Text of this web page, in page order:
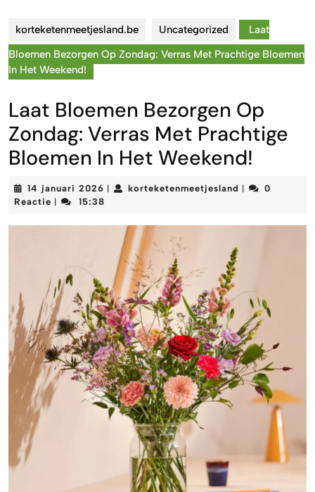
korteketenmeetjesland.be Uncategorized
Laat
Bloemen Bezorgen Op Zondag: Verras Met Prachtige Bloemen
In Het Weekend!
Laat Bloemen Bezorgen Op
Zondag: Verras Met Prachtige
Bloemen In Het Weekend!
14 januari 2026 14
januari
korteketenmeetjesland
0
Reactie
15:38